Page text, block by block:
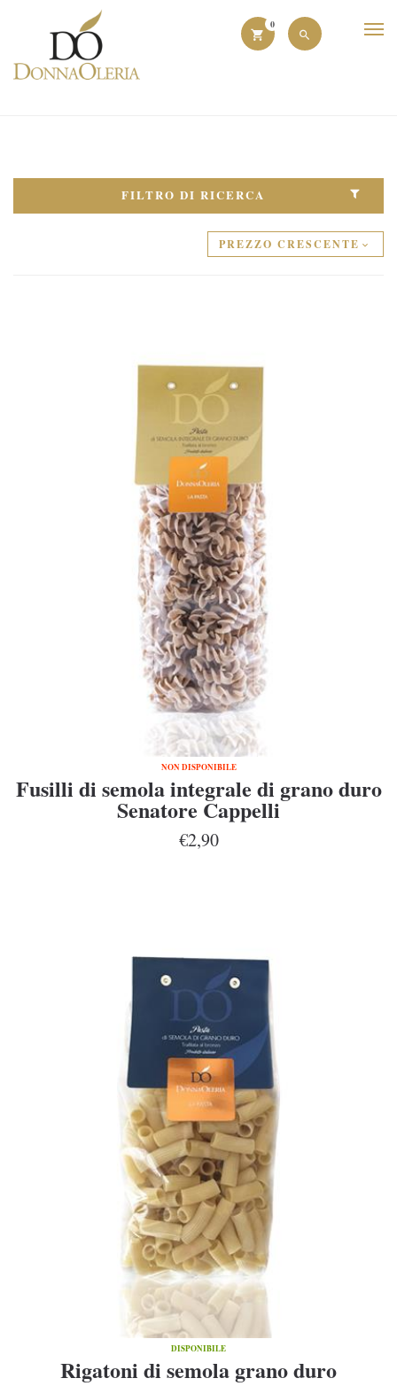
0
FILTRO DI RICERCA
PREZZO CRESCENTE
NON DISPONIBILE
Fusilli di semola integrale di grano duro
Senatore Cappelli
€2,90
DISPONIBILE
Rigatoni di semola grano duro